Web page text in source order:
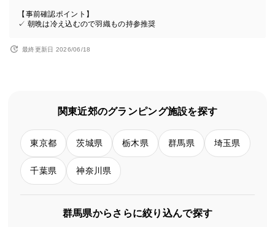
【事前確認ポイント】
✓ 朝晩は冷え込むので羽織もの持参推奨
最終更新日 2026/06/18
関東近郊のグランピング施設を探す
東京都 茨城県 栃木県 群馬県 埼玉県
千葉県 神奈川県
群馬県からさらに絞り込んで探す